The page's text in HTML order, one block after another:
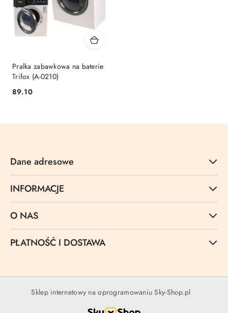
Pralka zabawkowa na baterie
Trifox (A-0210)
Cena:
89.10
Dane adresowe
INFORMACJE
O NAS
PŁATNOŚĆ I DOSTAWA
Sklep internetowy na oprogramowaniu Sky-Shop.pl